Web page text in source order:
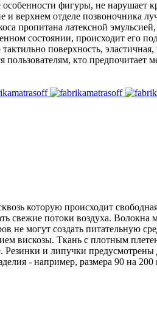
особенности фигуры, не нарушает
верхнем отделе позвоночника
пропитана латексной
состоянии, происходит его
поверхность, эластичная,
кто предпочитает
которую происходит
свежие потоки воздуха. Волокна
не могут создать питательную
вискозы. Ткань с плотным
Резинки и липучки
- например, размера 90 на